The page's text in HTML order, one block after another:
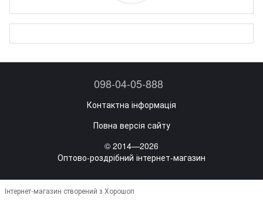
098-04-05-888
Контактна інформація
Повна версія сайту
© 2014—2026
Оптово-роздрібний інтернет-магазин
Інтернет-магазин створений з Хорошоп